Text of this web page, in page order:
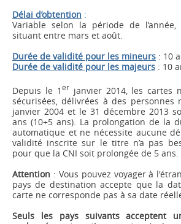
Délai d’obtention :
Variable selon la période de
situant entre mars et août.
Durée de validité pour les mineurs : 10
Durée de validité pour les majeurs : 10
Depuis le 1 erjanvier 2014, les cartes
sécurisées, délivrées à des personnes
janvier 2004 et le 31 décembre 2013
ans (10+5 ans). La prolongation de la
automatique et ne nécessite aucune
validité inscrite sur le titre n’a pas
pour que la CNI soit prolongée de 5 ans.
Attention : Vous pouvez voyager à
pays de destination accepte que la
carte ne corresponde pas à sa date
Seuls les pays suivants acceptent